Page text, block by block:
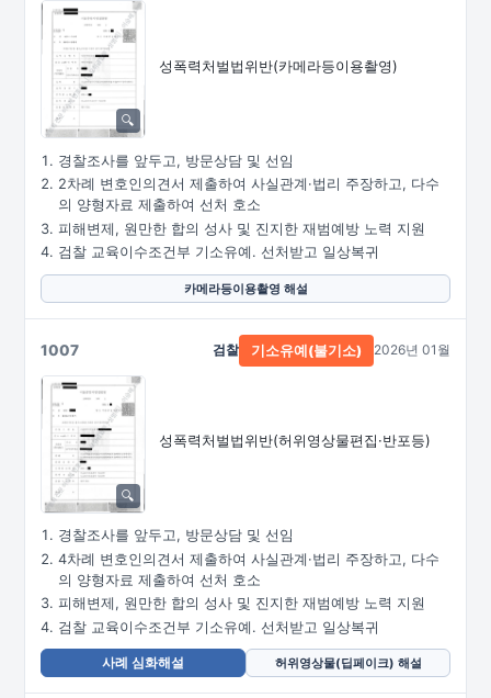
성폭력처벌법위반(카메라등이용촬영)
경찰조사를 앞두고, 방문상담 및 선임
2차례 변호인의견서 제출하여 사실관계·법리 주장하고, 다수
의 양형자료 제출하여 선처 호소
피해변제, 원만한 합의 성사 및 진지한 재범예방 노력 지원
검찰 교육이수조건부 기소유예. 선처받고 일상복귀
카메라등이용촬영 해설
1007
성폭력처벌법위반(허위영상물편집·반포등)
검찰 기소유예(불기소) 2026년 01월
경찰조사를 앞두고, 방문상담 및 선임
4차례 변호인의견서 제출하여 사실관계·법리 주장하고, 다수
의 양형자료 제출하여 선처 호소
피해변제, 원만한 합의 성사 및 진지한 재범예방 노력 지원
검찰 교육이수조건부 기소유예. 선처받고 일상복귀
사례 심화해설 허위영상물(딥페이크) 해설